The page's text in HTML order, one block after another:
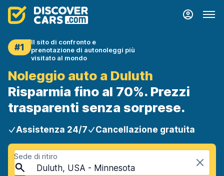
#1
Il sito di confronto e
prenotazione di autonoleggi più
visitato al mondo
Noleggio auto a Duluth
Risparmia fino al 70%. Prezzi
trasparenti senza sorprese.
Assistenza 24/7 Cancellazione gratuita
Sede di ritiro
Duluth, USA - Minnesota